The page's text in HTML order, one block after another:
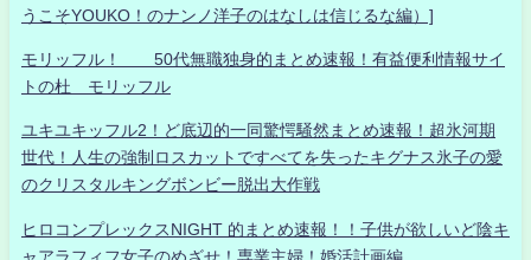
うこそYOUKO！のナンノ洋子のはなしは信じるな編）]
モリッフル！ 50代無職独身的まとめ速報！有益便利情報サイ
トの杜 モリッフル
ユキユキッフル2！ど底辺的一同驚愕騒然まとめ速報！超氷河期
世代！人生の強制ロスカットですべてを失ったキグナス氷子の愛
のクリスタルキングボンビー脱出大作戦
ヒロコンプレックスNIGHT 的まとめ速報！！子供が欲しいど陰キ
ャアラフィフ女子のめざせ！専業主婦！婚活計画編